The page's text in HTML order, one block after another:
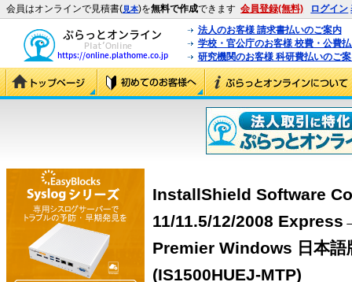
会員はオンラインで見積書(見本)を無料で作成できます 会員登録(無料) ログイン
法人のお客様 請求書払いのご案内
学校・官公庁のお客様 校費・公費
研究機関のお客様 科研費払いのご
InstallShield Software
11/11.5/12/2008
Premier Windows 日本
(IS1500HUEJ-MTP)